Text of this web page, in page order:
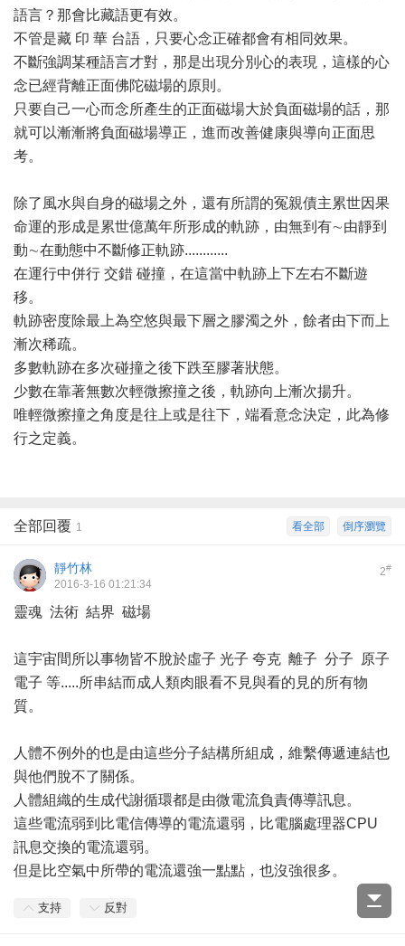
語言？那會比藏語更有效。
不管是藏 印 華 台語，只要心念正確都會有相同效果。
不斷強調某種語言才對，那是出現分別心的表現，這樣的心
念已經背離正面佛陀磁場的原則。
只要自己一心而念所產生的正面磁場大於負面磁場的話，那
就可以漸漸將負面磁場導正，進而改善健康與導向正面思
考。
除了風水與自身的磁場之外，還有所謂的冤親債主累世因果
命運的形成是累世億萬年所形成的軌跡，由無到有∼由靜到
動∼在動態中不斷修正軌跡............
在運行中併行 交錯 碰撞，在這當中軌跡上下左右不斷遊
移。
軌跡密度除最上為空悠與最下層之膠濁之外，餘者由下而上
漸次稀疏。
多數軌跡在多次碰撞之後下跌至膠著狀態。
少數在靠著無數次輕微擦撞之後，軌跡向上漸次揚升。
唯輕微擦撞之角度是往上或是往下，端看意念決定，此為修
行之定義。
倒序瀏覽
看全部
全部回覆 1
2#
靜竹林
2016-3-16 01:21:34
靈魂 法術 結界 磁場
這宇宙間所以事物皆不脫於虛子 光子 夸克 離子 分子 原子
電子 等.....所串結而成人類肉眼看不見與看的見的所有物
質。
人體不例外的也是由這些分子結構所組成，維繫傳遞連結也
與他們脫不了關係。
人體組織的生成代謝循環都是由微電流負責傳導訊息。
這些電流弱到比電信傳導的電流還弱，比電腦處理器CPU
訊息交換的電流還弱。
但是比空氣中所帶的電流還強一點點，也沒強很多。
支持 反對